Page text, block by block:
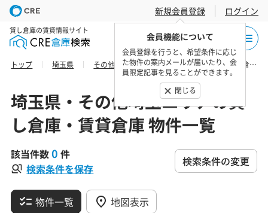
新規会員登録
会員機能について
会員登録を行うと、希望条件に応じ
た物件の案内メールが届いたり、会
員限定記事を見ることができます。
閉じる
ログイン
貸し倉庫の賃貸情報サイト
トップ 埼玉県 その他埼玉エリア 秩父郡小鹿野町の貸し倉庫・賃貸倉庫 物件一覧
埼玉県・その他埼玉エリアの貸
し倉庫・賃貸倉庫 物件一覧
該当件数0 件
検索条件を保存
検索条件の変更
物件一覧 地図表示